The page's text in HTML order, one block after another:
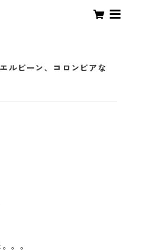
ルビーン、コロンビアな
。。